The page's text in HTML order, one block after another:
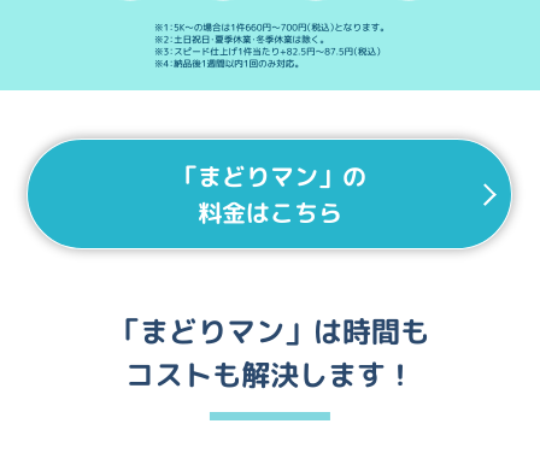
「まどりマン」の
料金はこちら
「まどりマン」は時間も
コストも解決します！